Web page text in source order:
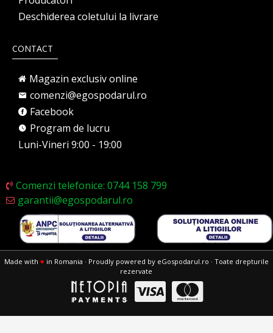
Deschiderea coletului la livrare
CONTACT
Magazin exclusiv online
comenzi@egospodarul.ro
Facebook
Program de lucru
Luni-Vineri 9:00 - 19:00
Comenzi telefonice: 0744 158 799
garantii@egospodarul.ro
Made with ♥ in Romania · Proudly powered by eGospodarul.ro · Toate drepturile
rezervate